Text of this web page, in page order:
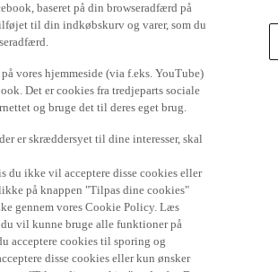
baseret på din browseradfærd på
til din indkøbskurv og varer, som du
vores hjemmeside (via f.eks. YouTube)
Det er cookies fra tredjeparts sociale
og bruge det til deres eget brug.
er skræddersyet til dine interesser, skal
du ikke vil acceptere disse cookies eller
på knappen "Tilpas dine cookies"
gennem vores Cookie Policy. Læs
vil kunne bruge alle funktioner på
acceptere cookies til sporing og
disse cookies eller kun ønsker